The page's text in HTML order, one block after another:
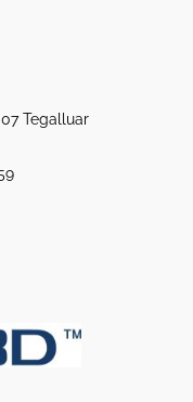
Tegalluar